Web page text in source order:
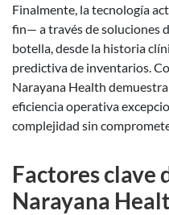
Finalmente, la tecnología
fin— a través de soluciones
botella, desde la historia
predictiva de inventarios.
Narayana Health
eficiencia operativa
complejidad sin
Factores clave
Narayana